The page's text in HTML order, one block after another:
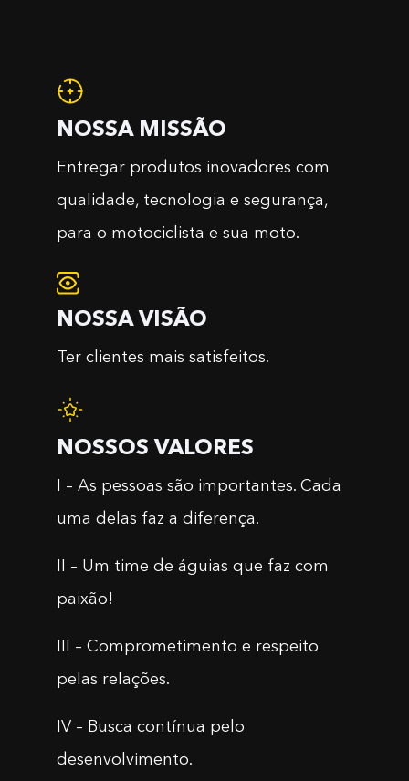
NOSSA MISSÃO
Entregar produtos inovadores com
qualidade, tecnologia e segurança,
para o motociclista e sua moto.
NOSSA VISÃO
Ter clientes mais satisfeitos.
NOSSOS VALORES
I – As pessoas são importantes. Cada
uma delas faz a diferença.
II – Um time de águias que faz com
paixão!
III – Comprometimento e respeito
pelas relações.
IV – Busca contínua pelo
desenvolvimento.